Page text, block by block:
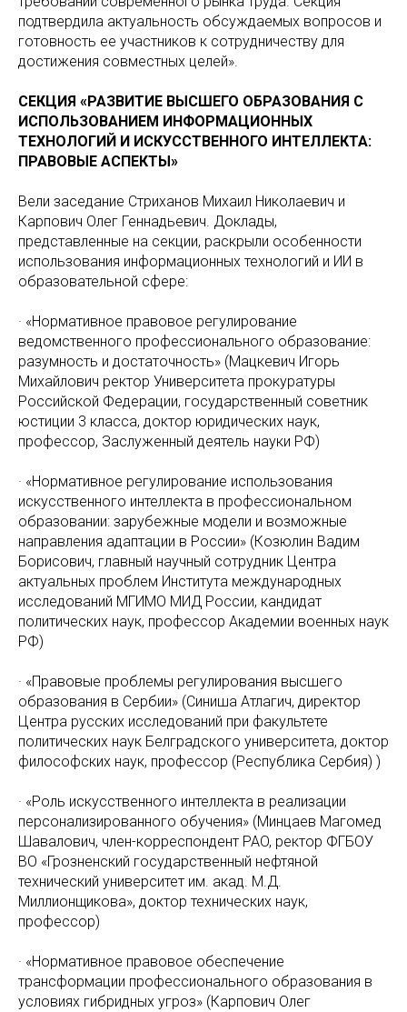
подтвердила актуальность обсуждаемых вопросов и
готовность ее участников к сотрудничеству для
достижения совместных целей».
СЕКЦИЯ «РАЗВИТИЕ ВЫСШЕГО ОБРАЗОВАНИЯ С
ИСПОЛЬЗОВАНИЕМ ИНФОРМАЦИОННЫХ
ТЕХНОЛОГИЙ И ИСКУССТВЕННОГО ИНТЕЛЛЕКТА:
ПРАВОВЫЕ АСПЕКТЫ»
Вели заседание Стриханов Михаил Николаевич и
Карпович Олег Геннадьевич. Доклады,
представленные на секции, раскрыли особенности
использования информационных технологий и ИИ в
образовательной сфере:
· «Нормативное правовое регулирование
ведомственного профессионального образование:
разумность и достаточность» (Мацкевич Игорь
Михайлович ректор Университета прокуратуры
Российской Федерации, государственный советник
юстиции 3 класса, доктор юридических наук,
профессор, Заслуженный деятель науки PФ)
· «Нормативное регулирование использования
искусственного интеллекта в профессиональном
образовании: зарубежные модели и возможные
направления адаптации в России» (Козюлин Вадим
Борисович, главный научный сотрудник Центра
актуальных проблем Института международных
исследований МГИМO МИД Pоссии, кандидат
политических наук, профессор Aкадемии военных наук
PФ)
· «Правовые проблемы регулирования высшего
образования в Сербии» (Синиша Атлагич, директор
Центра русских исследований при факультете
политических наук Белградского университета, доктор
философских наук, профессор (Pеспублика Cербия) )
· «Роль искусственного интеллекта в реализации
персонализированного обучения» (Минцаев Магомед
Шавалович, член-корреспондент PAO, ректор ФГБOУ
ВO «Грозненский государственный нефтяной
технический университет им. акад. М.Д.
Миллионщикова», доктор технических наук,
профессор)
· «Нормативное правовое обеспечение
трансформации профессионального образования в
условиях гибридных угроз» (Карпович Олег